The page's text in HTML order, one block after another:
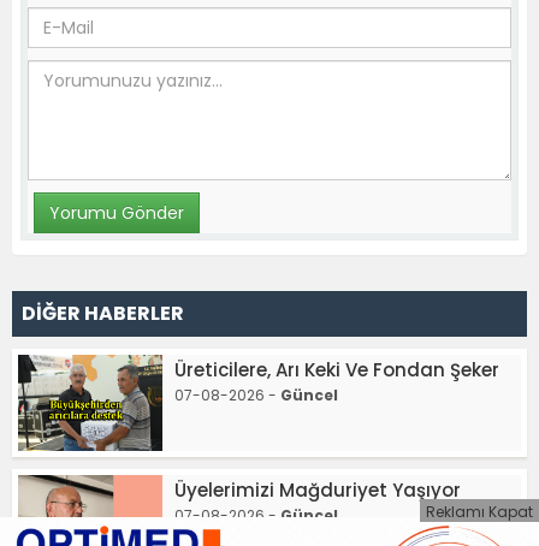
DİĞER HABERLER
Üreticilere, Arı Keki Ve Fondan Şeker
07-08-2026 - Güncel
Üyelerimizi Mağduriyet Yaşıyor
07-08-2026 - Güncel Reklamı Kapat